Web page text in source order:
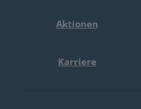
GmbH widerrufen.
Anti-Robot Verification
Aktionen
Karriere